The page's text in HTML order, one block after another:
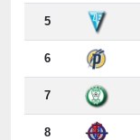
6
7
8
9